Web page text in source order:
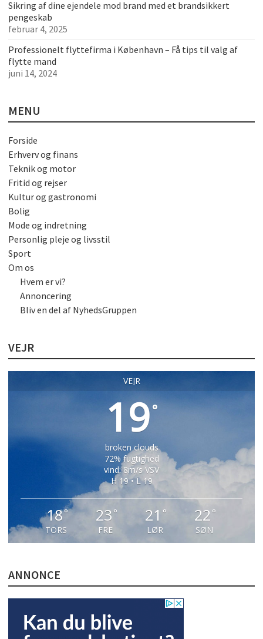
Sikring af dine ejendele mod brand med et brandsikkert
pengeskab
februar 4, 2025
Professionelt flyttefirma i København – Få tips til valg af
flytte mand
juni 14, 2024
MENU
Forside
Erhverv og finans
Teknik og motor
Fritid og rejser
Kultur og gastronomi
Bolig
Mode og indretning
Personlig pleje og livsstil
Sport
Om os
Hvem er vi?
Annoncering
Bliv en del af NyhedsGruppen
VEJR
VEJR
19°
broken clouds
72% fugtighed
vind: 8m/s VSV
H 19 • L 19
18°
TORS
23 °
FRE
21 °
LØR
22 °
SØN
ANNONCE